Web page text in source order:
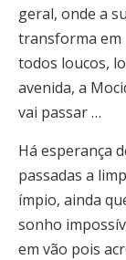
geral, onde a
transforma em
todos loucos,
avenida, a
vai passar …
Há esperança
passadas a
ímpio, ainda
sonho
em vão pois